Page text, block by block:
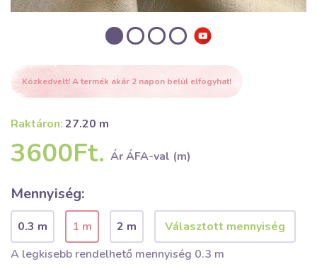
Közkedvelt! A termék akár 2 napon belül elfogyhat!
Raktáron:27.20 m
3600Ft. Ár ÁFA-val (m)
Mennyiség:
0.3 m 1 m
2 m
A legkisebb rendelhető mennyiség 0.3 m